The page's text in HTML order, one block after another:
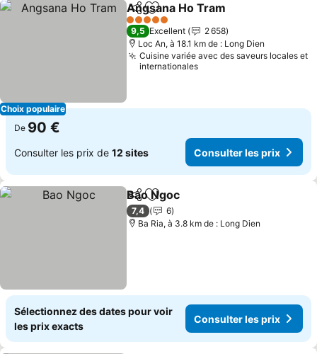
Choix populaire
PartagerAjouter à mes favoris
Angsana Ho Tram
5 Étoiles
9,5 Excellent
2 658
Loc An, à 18.1 km de : Long Dien
Cuisine variée avec des saveurs locales et
internationales
De 90 €
Consulter les prix de 12 sites Consulter les prix
PartagerAjouter à mes favoris
Bao Ngoc
7,4
6
Ba Ria, à 3.8 km de : Long Dien
Sélectionnez des dates pour voir
les prix exacts
Consulter les prix